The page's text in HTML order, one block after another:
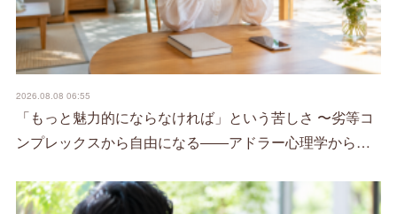
2026.08.08 06:55
「もっと魅力的にならなければ」という苦しさ 〜劣等コ
ンプレックスから自由になる――アドラー心理学から…